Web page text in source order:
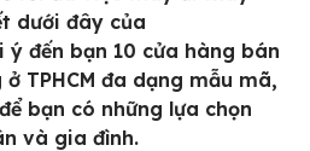
dưới đây của
ý đến bạn 10 cửa hàng bán
TPHCM đa dạng mẫu mã,
bạn có những lựa chọn
và gia đình.